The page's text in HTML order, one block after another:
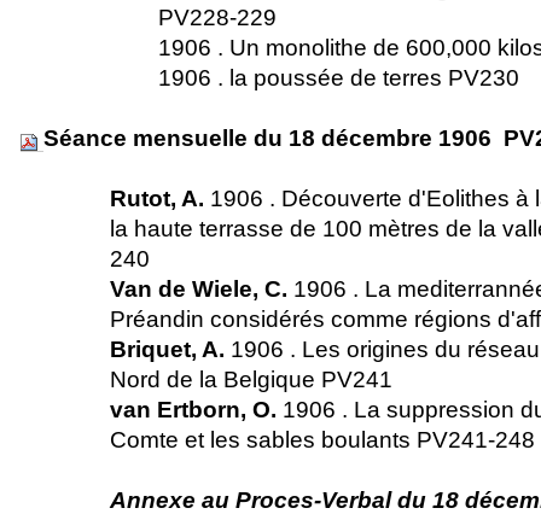
PV228-229
1906 . Un monolithe de 600,000
1906 . la poussée de terres PV230
Séance mensuelle du 18 décembre 1906
Rutot, A. 1906 . Découverte d'Eolithes à
la haute terrasse de 100 mètres de la
240
Van de Wiele, C. 1906 . La
Préandin considérés comme régions
Briquet, A. 1906 . Les origines du
Nord de la Belgique PV241
van Ertborn, O. 1906 . La suppression
Comte et les sables boulants PV241-
Annexe au Proces-Verbal du 18